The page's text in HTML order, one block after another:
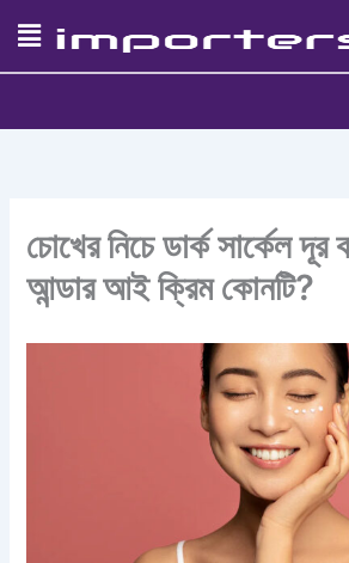
content
চোখের নিচে ডার্ক সার্কেল দূর
আন্ডার আই ক্রিম কোনটি?